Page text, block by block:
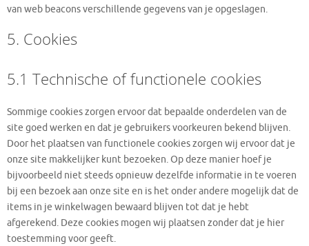
van web beacons verschillende gegevens van je opgeslagen.
5. Cookies
5.1 Technische of functionele cookies
Sommige cookies zorgen ervoor dat bepaalde onderdelen van de
site goed werken en dat je gebruikers voorkeuren bekend blijven.
Door het plaatsen van functionele cookies zorgen wij ervoor dat je
onze site makkelijker kunt bezoeken. Op deze manier hoef je
bijvoorbeeld niet steeds opnieuw dezelfde informatie in te voeren
bij een bezoek aan onze site en is het onder andere mogelijk dat de
items in je winkelwagen bewaard blijven tot dat je hebt
afgerekend. Deze cookies mogen wij plaatsen zonder dat je hier
toestemming voor geeft.